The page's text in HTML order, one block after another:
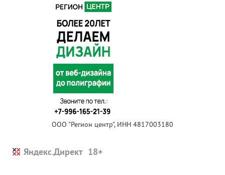
ООО "Регион центр", ИНН 4817003180
Яндекс.Директ